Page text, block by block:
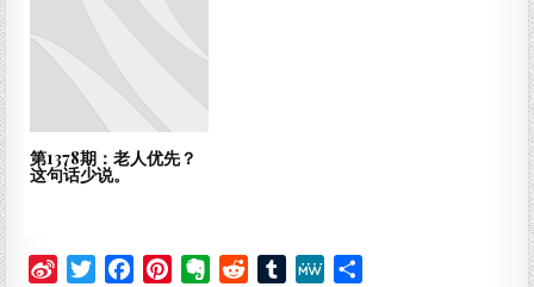
第1378期：老人优先？
这句话少说。
T
E
T
M